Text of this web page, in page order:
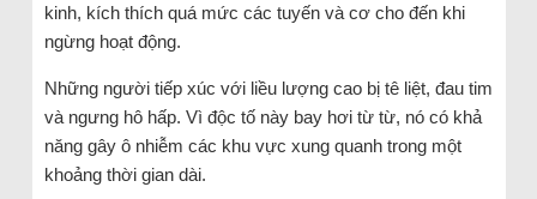
kinh, kích thích quá mức các tuyến và cơ cho đến khi
ngừng hoạt động.
Những người tiếp xúc với liều lượng cao bị tê liệt, đau tim
và ngưng hô hấp. Vì độc tố này bay hơi từ từ, nó có khả
năng gây ô nhiễm các khu vực xung quanh trong một
khoảng thời gian dài.